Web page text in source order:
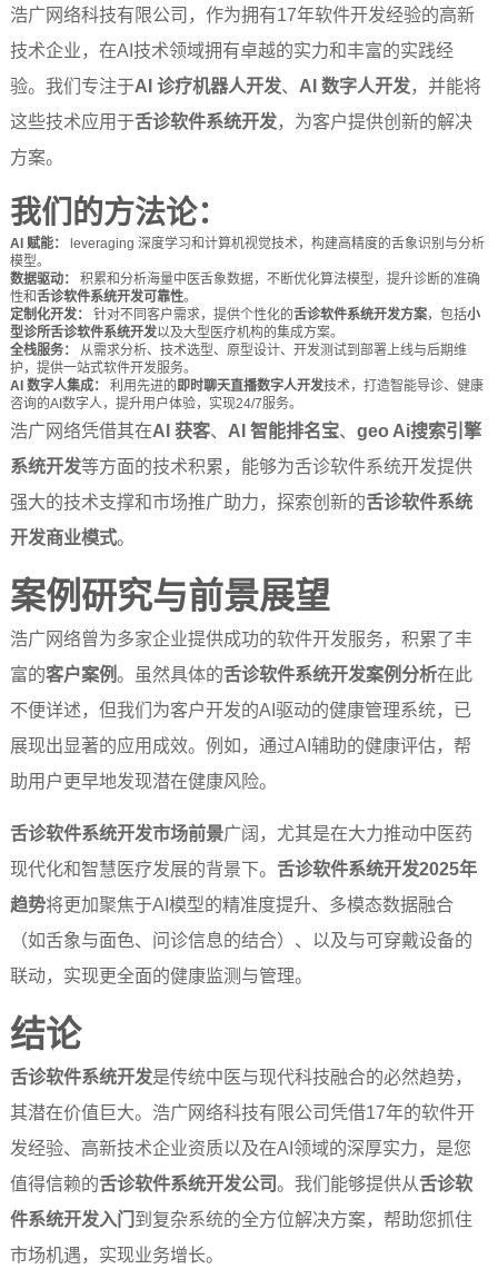
浩广网络科技有限公司，作为拥有17年软件开发经验的高新
技术企业，在AI技术领域拥有卓越的实力和丰富的实践经
验。我们专注于AI 诊疗机器人开发、 AI 数字人开发，并能将
这些技术应用于舌诊软件系统开发，为客户提供创新的解决
方案。
我们的方法论：
AI 赋能：
leveraging 深度学习和计算机视觉技术，构建高精度的舌象识别与分析
模型。
数据驱动：
积累和分析海量中医舌象数据，不断优化算法模型，提升诊断的准确
性和舌诊软件系统开发可靠性。
定制化开发：
针对不同客户需求，提供个性化的舌诊软件系统开发方案，包括小
型诊所舌诊软件系统开发以及大型医疗机构的集成方案。
全栈服务：
从需求分析、技术选型、原型设计、开发测试到部署上线与后期维
护，提供一站式软件开发服务。
AI 数字人集成：
利用先进的 即时聊天直播数字人开发技术，打造智能导诊、健康
咨询的AI数字人，提升用户体验，实现24/7服务。
浩广网络凭借其在AI 获客、 AI 智能排名宝、 geo Ai搜索引擎
系统开发等方面的技术积累，能够为舌诊软件系统开发提供
强大的技术支撑和市场推广助力，探索创新的舌诊软件系统
开发商业模式。
案例研究与前景展望
浩广网络曾为多家企业提供成功的软件开发服务，积累了丰
富的客户案例。虽然具体的舌诊软件系统开发案例分析在此
不便详述，但我们为客户开发的AI驱动的健康管理系统，已
展现出显著的应用成效。例如，通过AI辅助的健康评估，帮
助用户更早地发现潜在健康风险。
舌诊软件系统开发市场前景广阔，尤其是在大力推动中医药
现代化和智慧医疗发展的背景下。 舌诊软件系统开发2025年
趋势将更加聚焦于AI模型的精准度提升、多模态数据融合
（如舌象与面色、问诊信息的结合）、以及与可穿戴设备的
联动，实现更全面的健康监测与管理。
结论
舌诊软件系统开发是传统中医与现代科技融合的必然趋势，
其潜在价值巨大。浩广网络科技有限公司凭借17年的软件开
发经验、高新技术企业资质以及在AI领域的深厚实力，是您
值得信赖的舌诊软件系统开发公司。我们能够提供从舌诊软
件系统开发入门到复杂系统的全方位解决方案，帮助您抓住
市场机遇，实现业务增长。